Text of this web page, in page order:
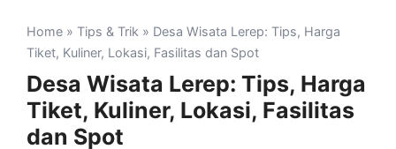
Home » Tips & Trik » Desa Wisata Lerep: Tips, Harga
Tiket, Kuliner, Lokasi, Fasilitas dan Spot
Desa Wisata Lerep: Tips, Harga
Tiket, Kuliner, Lokasi, Fasilitas
dan Spot